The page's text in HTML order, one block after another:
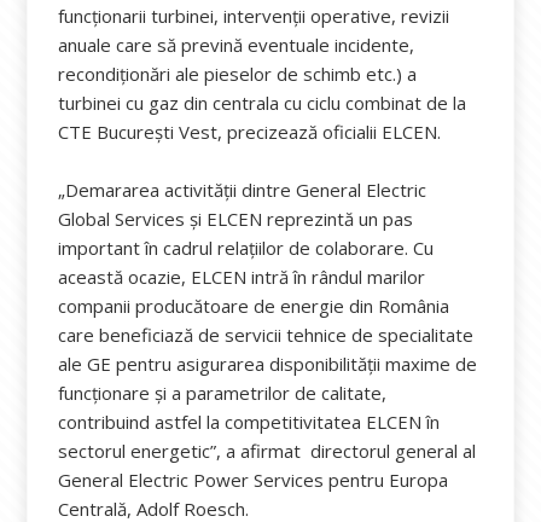
funcţionarii turbinei, intervenţii operative, revizii
anuale care să prevină eventuale incidente,
recondiţionări ale pieselor de schimb etc.) a
turbinei cu gaz din centrala cu ciclu combinat de la
CTE Bucureşti Vest, precizează oficialii ELCEN.
„Demararea activităţii dintre General Electric
Global Services şi ELCEN reprezintă un pas
important în cadrul relaţiilor de colaborare. Cu
această ocazie, ELCEN intră în rândul marilor
companii producătoare de energie din România
care beneficiază de servicii tehnice de specialitate
ale GE pentru asigurarea disponibilităţii maxime de
funcţionare şi a parametrilor de calitate,
contribuind astfel la competitivitatea ELCEN în
sectorul energetic”, a afirmat directorul general al
General Electric Power Services pentru Europa
Centrală, Adolf Roesch.